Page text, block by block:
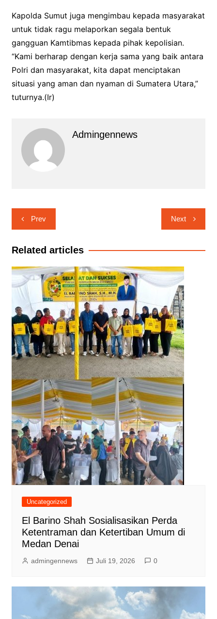
Kapolda Sumut juga mengimbau kepada masyarakat
untuk tidak ragu melaporkan segala bentuk
gangguan Kamtibmas kepada pihak kepolisian.
“Kami berharap dengan kerja sama yang baik antara
Polri dan masyarakat, kita dapat menciptakan
situasi yang aman dan nyaman di Sumatera Utara,”
tuturnya.(Ir)
Admingennews
Navigasi
pos
Prev Next
Related articles
Uncategorized
El Barino Shah Sosialisasikan Perda
Ketentraman dan Ketertiban Umum di
Medan Denai
admingennews Juli 19, 2026 0